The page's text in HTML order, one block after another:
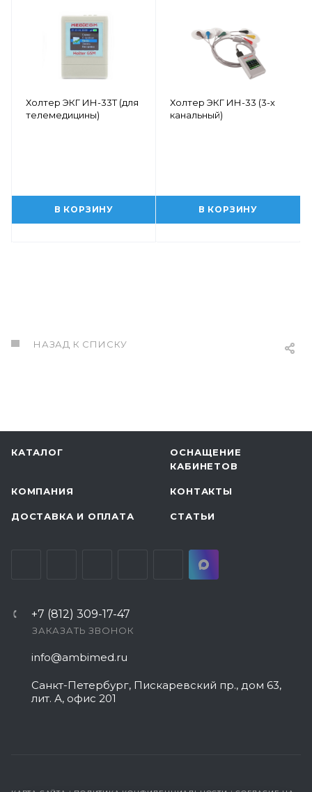
Холтер ЭКГ ИН-33Т (для
телемедицины)
В КОРЗИНУ
Холтер ЭКГ ИН-33 (3-х
канальный)
В КОРЗИНУ
НАЗАД К СПИСКУ
КАТАЛОГ
ОСНАЩЕНИЕ
КАБИНЕТОВ
КОМПАНИЯ КОНТАКТЫ
ДОСТАВКА И ОПЛАТА СТАТЬИ
+7 (812) 309-17-47
ЗАКАЗАТЬ ЗВОНОК
info@ambimed.ru
Санкт-Петербург, Пискаревский пр., дом 63,
лит. А, офис 201